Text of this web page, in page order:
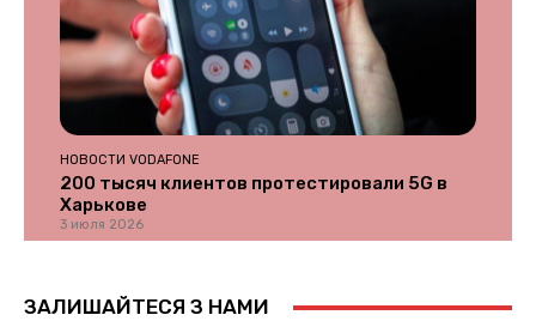
НОВОСТИ VODAFONE
200 тысяч клиентов протестировали 5G в
Харькове
3 июля 2026
ЗАЛИШАЙТЕСЯ З НАМИ